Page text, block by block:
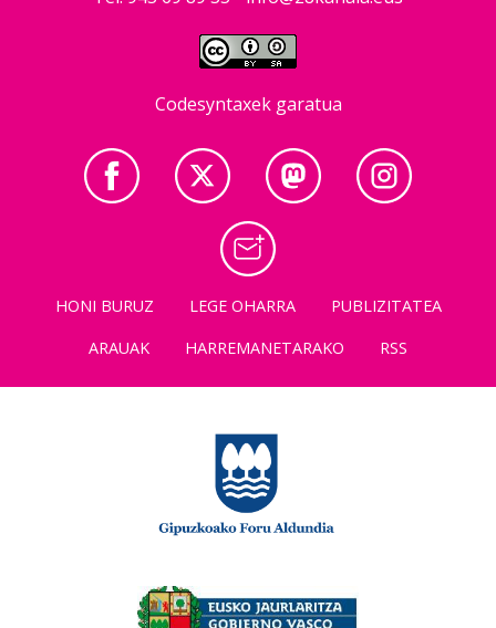
Codesyntaxek garatua
HONI BURUZ LEGE OHARRA
PUBLIZITATEA
ARAUAK
HARREMANETARAKO RSS